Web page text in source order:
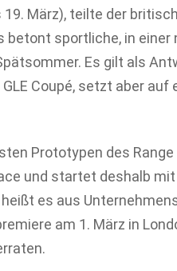
19. März), teilte der
betont sportliche, in einer
Es gilt als
Coupé, setzt aber auf
Prototypen des
und startet deshalb
es aus
am 1. März in